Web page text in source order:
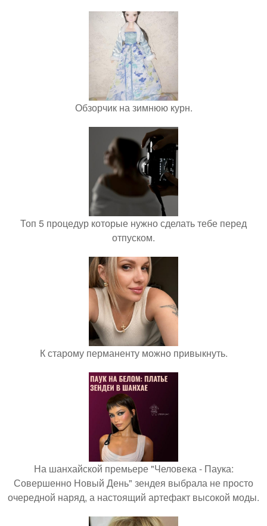
Обзорчик на зимнюю курн.
Топ 5 процедур которые нужно сделать тебе перед
отпуском.
К старому перманенту можно привыкнуть.
На шанхайской премьере "Человека - Паука:
Совершенно Новый День" зендея выбрала не просто
очередной наряд, а настоящий артефакт высокой моды.